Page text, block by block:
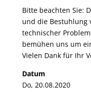
Bitte beachten Sie:
und die Bestuhlung
technischer
bemühen uns um
Vielen Dank für Ihr
Datum
Do, 20.08.2020